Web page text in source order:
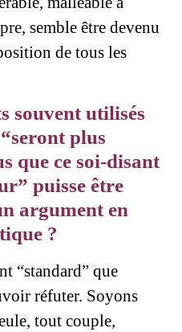
semble être devenu
de tous les
souvent utilisés
plus
que ce soi-disant
puisse être
argument en
?
“standard” que
réfuter. Soyons
tout couple,